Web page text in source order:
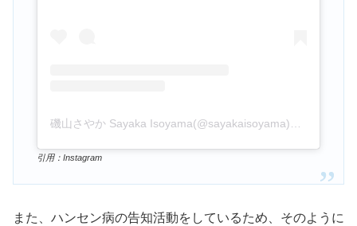
引用：Instagram
また、ハンセン病の告知活動をしているため、そのように